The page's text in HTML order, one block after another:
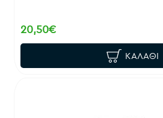
20,50€
ΚΑΛΆΘΙ